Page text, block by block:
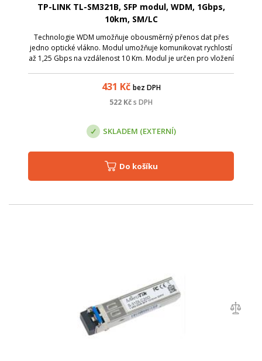
TP-LINK TL-SM321B, SFP modul, WDM, 1Gbps,
10km, SM/LC
Technologie WDM umožňuje obousměrný přenos dat přes
jedno optické vlákno. Modul umožňuje komunikovat rychlostí
až 1,25 Gbps na vzdálenost 10 Km. Modul je určen pro vložení
431 Kč bez DPH
522 Kčs DPH
SKLADEM (EXTERNÍ)
Do košíku